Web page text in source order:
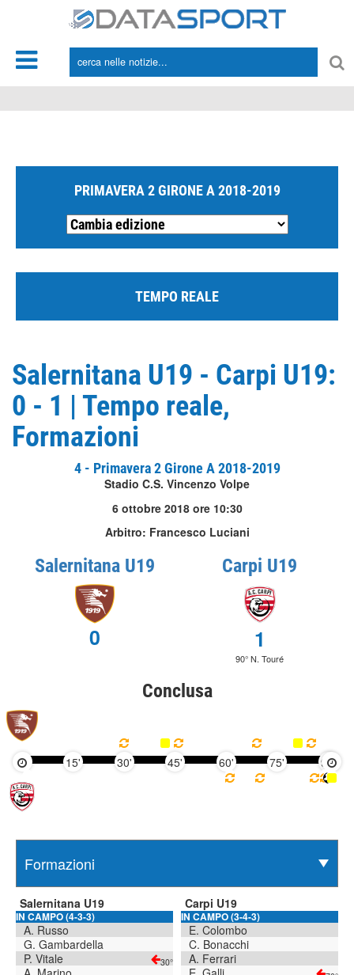
PRIMAVERA 2 GIRONE A 2018-2019
TEMPO REALE
Salernitana U19 - Carpi U19:
0 - 1 | Tempo reale,
Formazioni
4 - Primavera 2 Girone A 2018-2019
Stadio C.S. Vincenzo Volpe
6 ottobre 2018 ore 10:30
Arbitro: Francesco Luciani
Salernitana U19
0
Carpi U19
1
90° N. Touré
Conclusa
15' 30' 45' 60' 75' 90'
Salernitana U19
IN CAMPO (4-3-3)
A. Russo
G. Gambardella
P. Vitale
30°
Carpi U19
IN CAMPO (3-4-3)
E. Colombo
C. Bonacchi
A. Ferrari